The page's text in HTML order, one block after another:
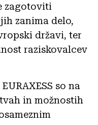
zagotoviti
zanima delo,
državi, ter
raziskovalcev
so na
in možnostih